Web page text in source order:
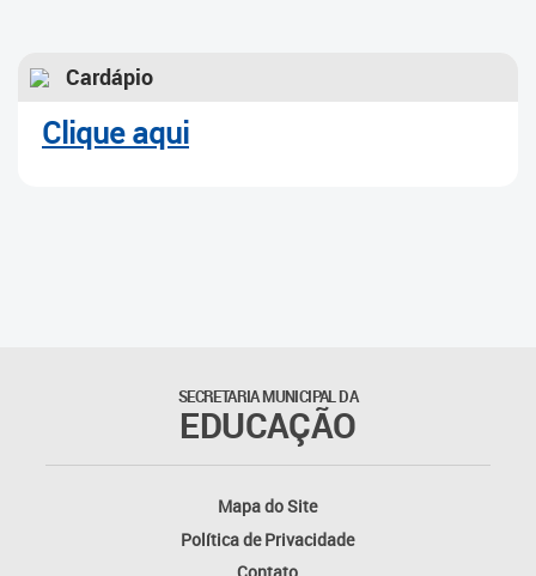
Cardápio
Clique aqui
SECRETARIA MUNICIPAL DA
EDUCAÇÃO
Mapa do Site
Política de Privacidade